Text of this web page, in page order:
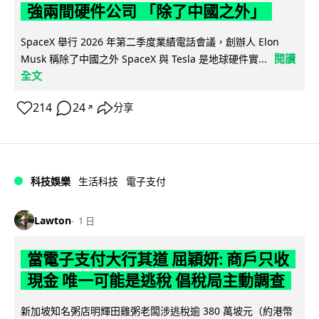
強兩間硬件公司 「除了中國之外」
SpaceX 舉行 2026 年第二季度業績電話會議，創辦人 Elon
Musk 稱除了中國之外 SpaceX 與 Tesla 是地球硬件實...
閱讀
全文
214 24 ↗ 分享
科技娛樂 生活科技 電子支付
Lawton 1 日
當電子支付大行其道 屈穎妍: 商戶只收
現金 唯一可能是逃稅 倡稅局主動調查
新加坡知名粥店明輝田雞粥老闆涉逃稅逾 380 萬坡元（約港幣